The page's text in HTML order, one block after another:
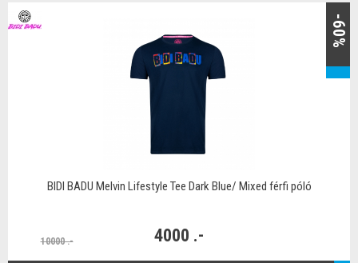
-60%
BIDI BADU Melvin Lifestyle Tee Dark Blue/ Mixed férfi póló
10000 .- 4000 .-